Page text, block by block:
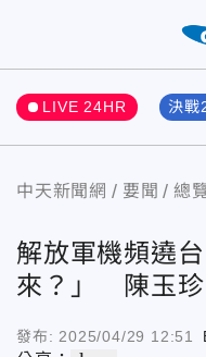
LIVE 24HR 決戰
中天新聞網 要聞 總
解放軍機頻遶
來？」 陳玉珍
發布: 2025/04/29 12:51